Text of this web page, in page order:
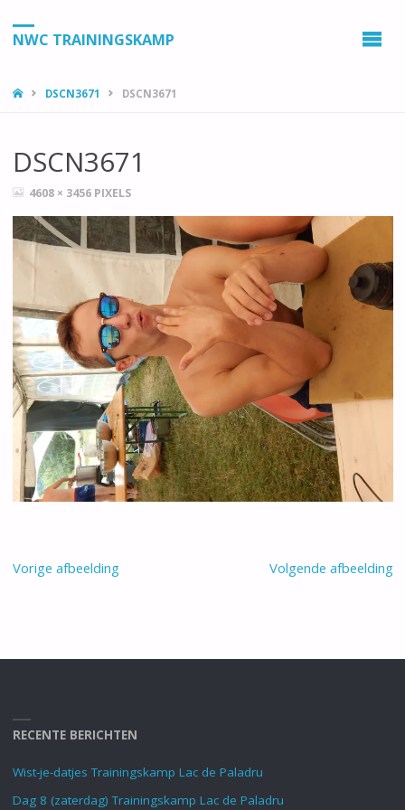
NWC TRAININGSKAMP
HOMEDSCN3671 DSCN3671
DSCN3671
VOLLEDIGE
4608 × 3456 PIXELS
Vorige afbeelding Volgende afbeelding
RECENTE BERICHTEN
Wist-je-datjes Trainingskamp Lac de Paladru
Dag 8 (zaterdag) Trainingskamp Lac de Paladru